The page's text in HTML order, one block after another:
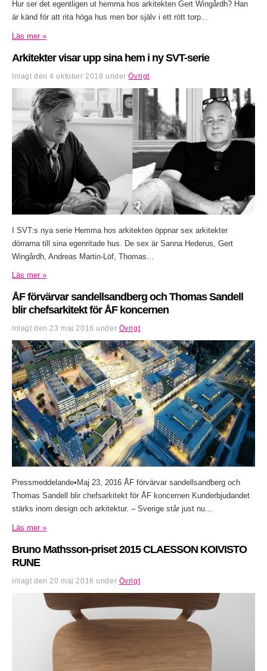
Hur ser det egentligen ut hemma hos arkitekten Gert Wingårdh? Han
är känd för att rita höga hus men bor själv i ett rött torp...
Läs mer »
Arkitekter visar upp sina hem i ny SVT-serie
Inlagt den4 oktober 2018 underÖvrigt.
I SVT:s nya serie Hemma hos arkitekten öppnar sex arkitekter
dörrarna till sina egenritade hus. De sex är Sanna Hederus, Gert
Wingårdh, Andreas Martin-Löf, Thomas...
Läs mer »
ÅF förvärvar sandellsandberg och Thomas Sandell
blir chefsarkitekt för ÅF koncernen
Inlagt den 23 maj 2016 under Övrigt.
Pressmeddelande•Maj 23, 2016 ÅF förvärvar sandellsandberg och
Thomas Sandell blir chefsarkitekt för ÅF koncernen Kunderbjudandet
stärks inom design och arkitektur. – Sverige står just nu...
Läs mer »
Bruno Mathsson-priset 2015 CLAESSON KOIVISTO
RUNE
Inlagt den 20 maj 2016 under Övrigt.